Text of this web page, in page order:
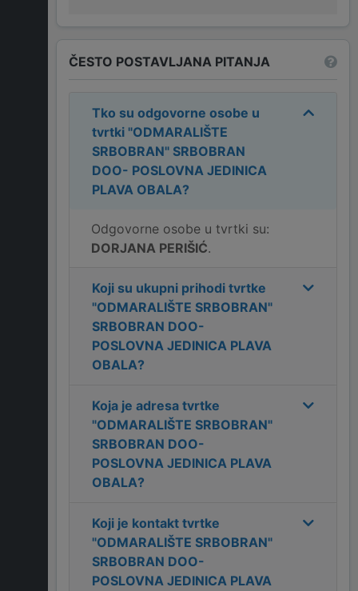
ČESTO POSTAVLJANA PITANJA
Tko su odgovorne osobe u
tvrtki "ODMARALIŠTE
SRBOBRAN" SRBOBRAN
DOO- POSLOVNA JEDINICA
PLAVA OBALA?
Odgovorne osobe u tvrtki su:
DORJANA PERIŠIĆ.
Koji su ukupni prihodi tvrtke
"ODMARALIŠTE SRBOBRAN"
SRBOBRAN DOO-
POSLOVNA JEDINICA PLAVA
OBALA?
Koja je adresa tvrtke
"ODMARALIŠTE SRBOBRAN"
SRBOBRAN DOO-
POSLOVNA JEDINICA PLAVA
OBALA?
Koji je kontakt tvrtke
"ODMARALIŠTE SRBOBRAN"
SRBOBRAN DOO-
POSLOVNA JEDINICA PLAVA